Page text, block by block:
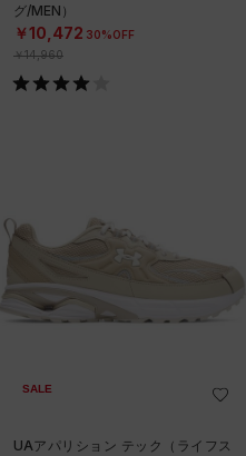
グ/MEN）
￥10,472 30%OFF
￥14,960
SALE
UAアパリション テック（ライフス